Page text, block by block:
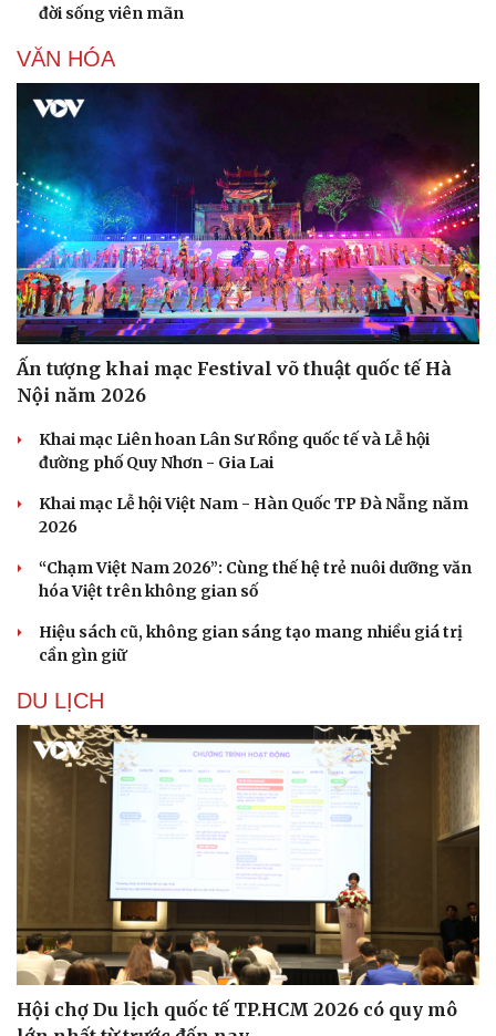
đời sống viên mãn
VĂN HÓA
Ấn tượng khai mạc Festival võ thuật quốc tế Hà
Nội năm 2026
Khai mạc Liên hoan Lân Sư Rồng quốc tế và Lễ hội
đường phố Quy Nhơn - Gia Lai
Khai mạc Lễ hội Việt Nam - Hàn Quốc TP Đà Nẵng năm
2026
“Chạm Việt Nam 2026”: Cùng thế hệ trẻ nuôi dưỡng văn
hóa Việt trên không gian số
Hiệu sách cũ, không gian sáng tạo mang nhiều giá trị
cần gìn giữ
DU LỊCH
Hội chợ Du lịch quốc tế TP.HCM 2026 có quy mô